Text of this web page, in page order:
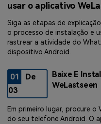
usar o aplicativo
Siga as etapas de
o processo de instalação e
rastrear a atividade do
dispositivo Android.
01
De
03
Baixe E
WeLastseen
Em primeiro lugar, procure o
do seu telefone Android. O